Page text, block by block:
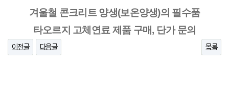
겨울철 콘크리트 양생(보온양생)의 필수품
타오르지 고체연료 제품 구매, 단가 문의
이전글 다음글 목록